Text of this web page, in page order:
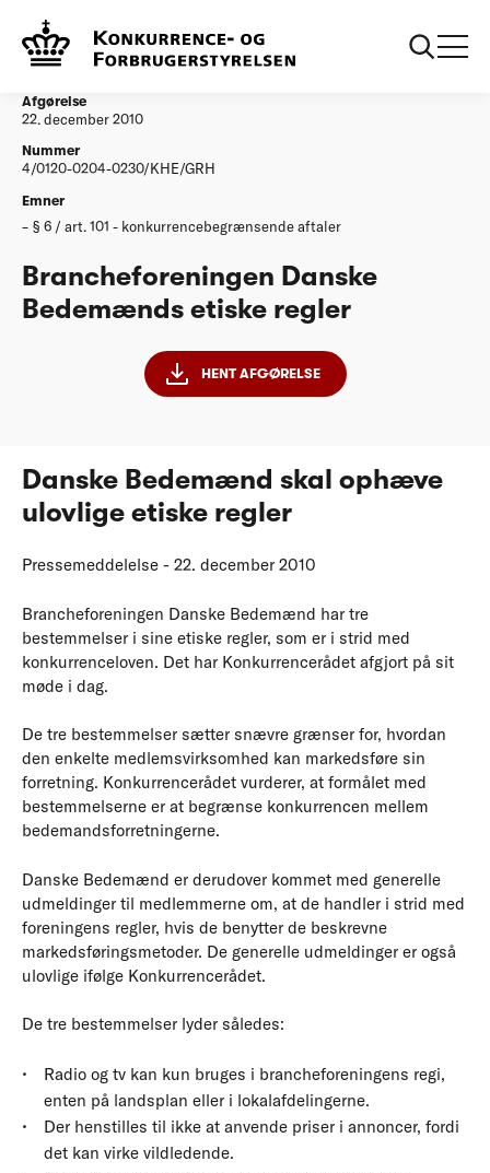
Afgørelser
regler
Afgørelse
22. december 2010
Nummer
4/0120-0204-0230/KHE/GRH
Emner
§ 6 / art. 101 - konkurrencebegrænsende aftaler
Brancheforeningen Danske
Bedemænds etiske regler
HENT AFGØRELSE
Danske Bedemænd skal ophæve
ulovlige etiske regler
Pressemeddelelse - 22. december 2010
Brancheforeningen Danske Bedemænd har tre
bestemmelser i sine etiske regler, som er i strid med
konkurrenceloven. Det har Konkurrencerådet afgjort på sit
møde i dag.
De tre bestemmelser sætter snævre grænser for, hvordan
den enkelte medlemsvirksomhed kan markedsføre sin
forretning. Konkurrencerådet vurderer, at formålet med
bestemmelserne er at begrænse konkurrencen mellem
bedemandsforretningerne.
Danske Bedemænd er derudover kommet med generelle
udmeldinger til medlemmerne om, at de handler i strid med
foreningens regler, hvis de benytter de beskrevne
markedsføringsmetoder. De generelle udmeldinger er også
ulovlige ifølge Konkurrencerådet.
De tre bestemmelser lyder således:
Radio og tv kan kun bruges i brancheforeningens regi,
enten på landsplan eller i lokalafdelingerne.
Der henstilles til ikke at anvende priser i annoncer, fordi
det kan virke vildledende.